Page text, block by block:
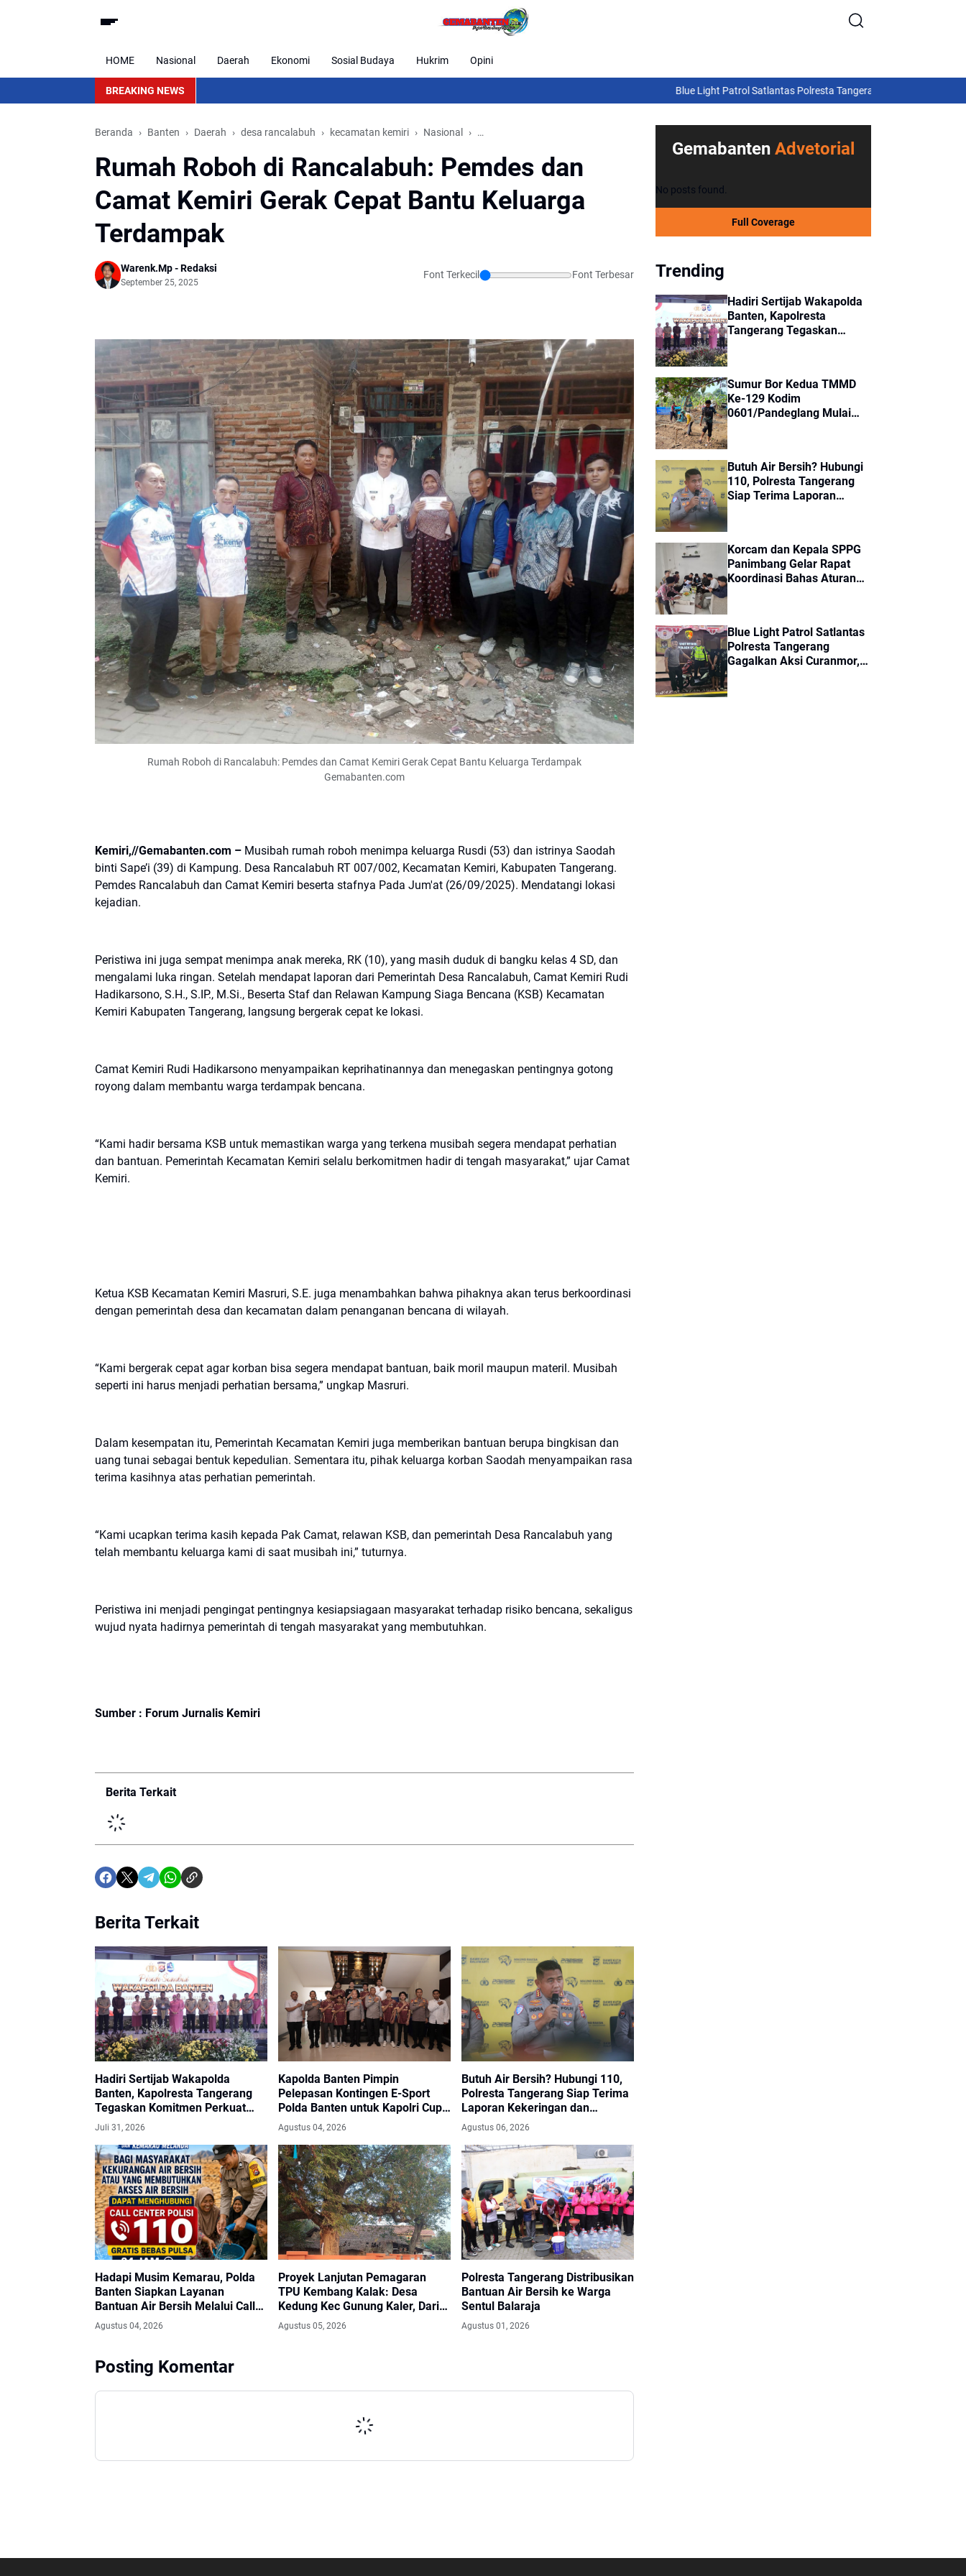
HOME Nasional Daerah Ekonomi Sosial Budaya Hukrim Opini
BREAKING NEWS Blue Light Patrol Satlantas Polresta Tangerang Gagalkan Aksi Curanmor, Dua
Beranda Banten Daerah desa rancalabuh kecamatan kemiri Nasional Rumah Roboh di Rancalabuh: Pemdes dan Camat Kemiri Gerak Cepat Bantu Keluarga Terdampak
Rumah Roboh di Rancalabuh: Pemdes dan
Camat Kemiri Gerak Cepat Bantu Keluarga
Terdampak
Warenk.Mp - Redaksi
September 25, 2025
Font Terkecil Font Terbesar
Rumah Roboh di Rancalabuh: Pemdes dan Camat Kemiri Gerak Cepat Bantu Keluarga Terdampak
Gemabanten.com
Kemiri,//Gemabanten.com – Musibah rumah roboh menimpa keluarga Rusdi (53) dan istrinya Saodah
binti Sape’i (39) di Kampung. Desa Rancalabuh RT 007/002, Kecamatan Kemiri, Kabupaten Tangerang.
Pemdes Rancalabuh dan Camat Kemiri beserta stafnya Pada Jum'at (26/09/2025). Mendatangi lokasi
kejadian.
Peristiwa ini juga sempat menimpa anak mereka, RK (10), yang masih duduk di bangku kelas 4 SD, dan
mengalami luka ringan. Setelah mendapat laporan dari Pemerintah Desa Rancalabuh, Camat Kemiri Rudi
Hadikarsono, S.H., S.IP., M.Si., Beserta Staf dan Relawan Kampung Siaga Bencana (KSB) Kecamatan
Kemiri Kabupaten Tangerang, langsung bergerak cepat ke lokasi.
Camat Kemiri Rudi Hadikarsono menyampaikan keprihatinannya dan menegaskan pentingnya gotong
royong dalam membantu warga terdampak bencana.
“Kami hadir bersama KSB untuk memastikan warga yang terkena musibah segera mendapat perhatian
dan bantuan. Pemerintah Kecamatan Kemiri selalu berkomitmen hadir di tengah masyarakat,” ujar Camat
Kemiri.
Ketua KSB Kecamatan Kemiri Masruri, S.E. juga menambahkan bahwa pihaknya akan terus berkoordinasi
dengan pemerintah desa dan kecamatan dalam penanganan bencana di wilayah.
“Kami bergerak cepat agar korban bisa segera mendapat bantuan, baik moril maupun materil. Musibah
seperti ini harus menjadi perhatian bersama,” ungkap Masruri.
Dalam kesempatan itu, Pemerintah Kecamatan Kemiri juga memberikan bantuan berupa bingkisan dan
uang tunai sebagai bentuk kepedulian. Sementara itu, pihak keluarga korban Saodah menyampaikan rasa
terima kasihnya atas perhatian pemerintah.
“Kami ucapkan terima kasih kepada Pak Camat, relawan KSB, dan pemerintah Desa Rancalabuh yang
telah membantu keluarga kami di saat musibah ini,” tuturnya.
Peristiwa ini menjadi pengingat pentingnya kesiapsiagaan masyarakat terhadap risiko bencana, sekaligus
wujud nyata hadirnya pemerintah di tengah masyarakat yang membutuhkan.
Sumber : Forum Jurnalis Kemiri
Berita Terkait
Berita Terkait
Hadiri Sertijab Wakapolda
Banten, Kapolresta Tangerang
Tegaskan Komitmen Perkuat
Soliditas Jajaran
Juli 31, 2026
Kapolda Banten Pimpin
Pelepasan Kontingen E-Sport
Polda Banten untuk Kapolri Cup
2026
Agustus 04, 2026
Butuh Air Bersih? Hubungi 110,
Polresta Tangerang Siap Terima
Laporan Kekeringan dan
Kebakaran Lahan
Agustus 06, 2026
Hadapi Musim Kemarau, Polda
Banten Siapkan Layanan
Bantuan Air Bersih Melalui Call
Center 110
Agustus 04, 2026
Proyek Lanjutan Pemagaran
TPU Kembang Kalak: Desa
Kedung Kec Gunung Kaler, Dari
Aspirasi Dewan PKS Mendapat
Apresiasi Seriyus Dari
Agustus 05, 2026
Polresta Tangerang Distribusikan
Bantuan Air Bersih ke Warga
Sentul Balaraja
Agustus 01, 2026
Posting Komentar
Gemabanten Advetorial
No posts found.
Full Coverage
Trending
Hadiri Sertijab Wakapolda
Banten, Kapolresta
Tangerang Tegaskan
Sumur Bor Kedua TMMD
Ke-129 Kodim
0601/Pandeglang Mulai
Butuh Air Bersih? Hubungi
110, Polresta Tangerang
Siap Terima Laporan
Korcam dan Kepala SPPG
Panimbang Gelar Rapat
Koordinasi Bahas Aturan
Blue Light Patrol Satlantas
Polresta Tangerang
Gagalkan Aksi Curanmor,